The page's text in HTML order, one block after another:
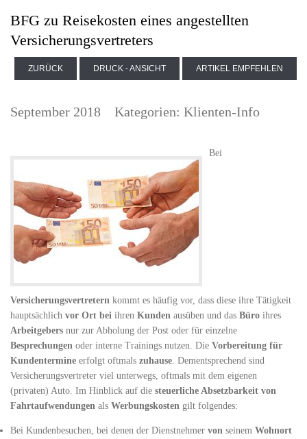
BFG zu Reisekosten eines angestellten
Versicherungsvertreters
ZURÜCK DRUCK - ANSICHT ARTIKEL EMPFEHLEN
September 2018 Kategorien: Klienten-Info
Bei
Versicherungsvertretern kommt es häufig vor, dass diese ihre Tätigkeit
hauptsächlich vor Ort bei ihren Kunden ausüben und das Büro ihres
Arbeitgebers nur zur Abholung der Post oder für einzelne
Besprechungen oder interne Trainings nutzen. Die Vorbereitung für
Kundentermine erfolgt oftmals zuhause . Dementsprechend sind
Versicherungsvertreter viel unterwegs, oftmals mit dem eigenen
(privaten) Auto. Im Hinblick auf die steuerliche Absetzbarkeit von
Fahrtaufwendungen als Werbungskosten gilt folgendes:
Bei Kundenbesuchen, bei denen der Dienstnehmer von seinem Wohnort